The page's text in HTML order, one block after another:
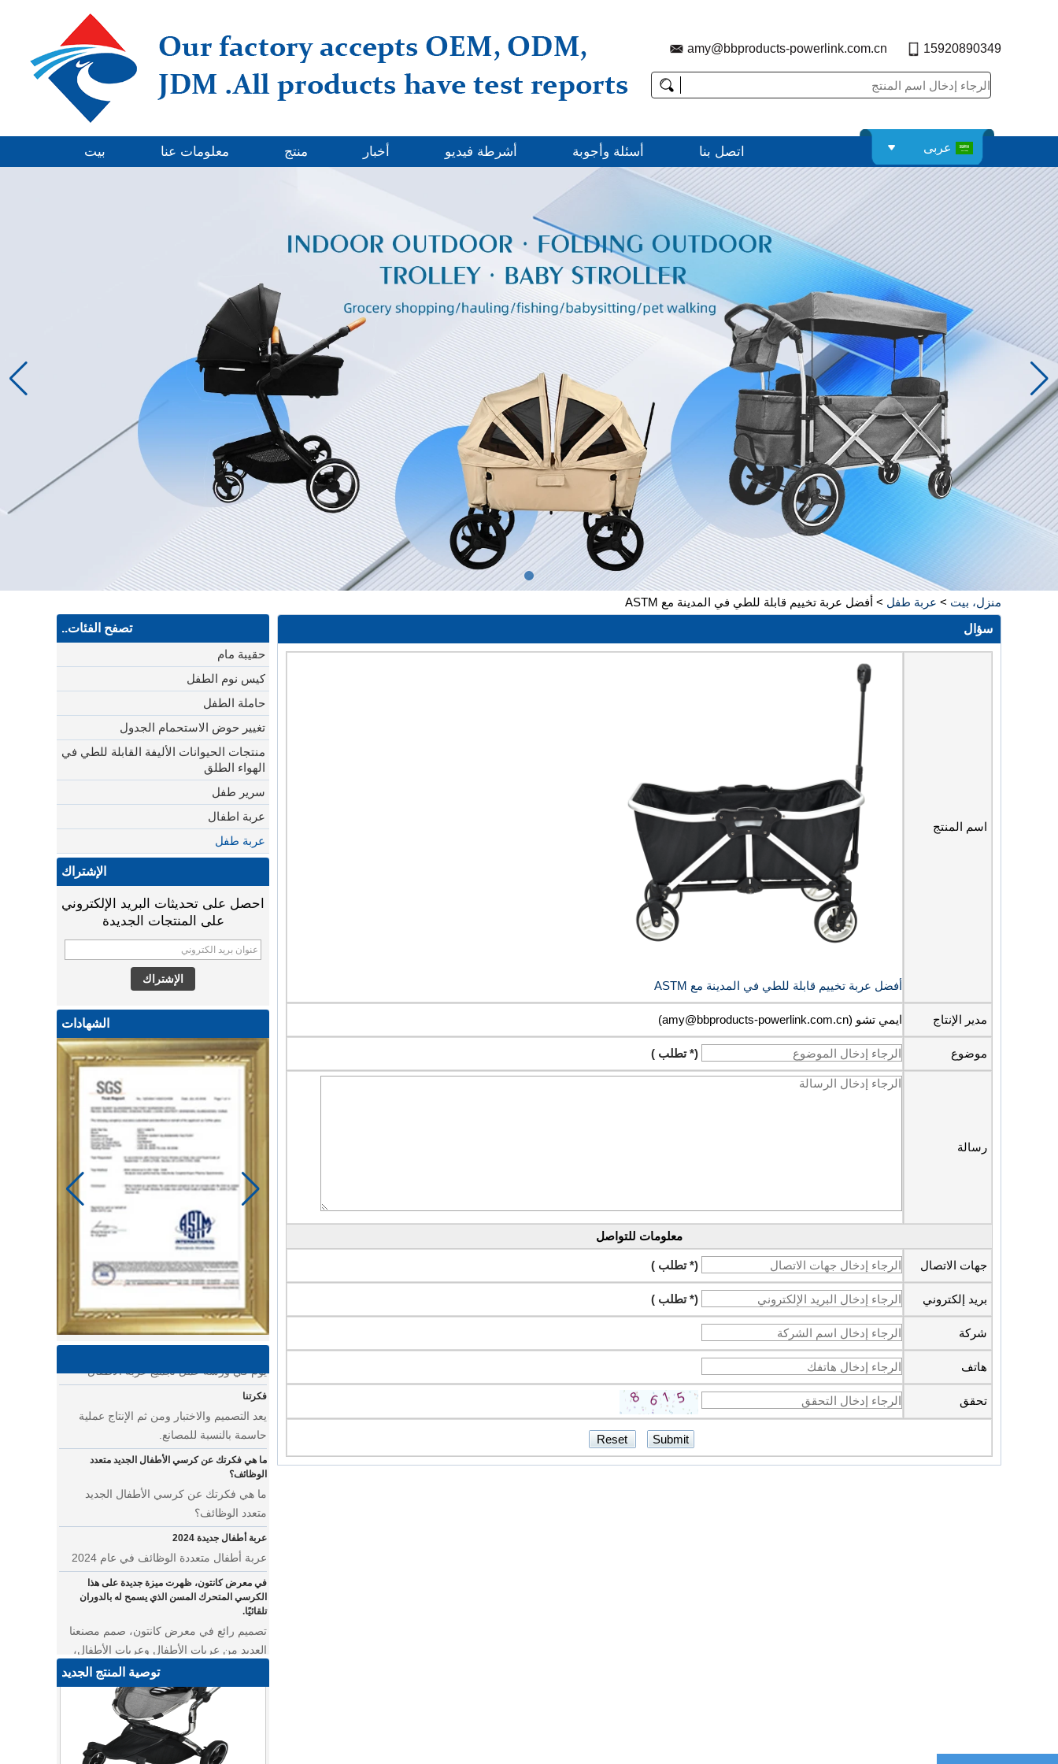
15920890349
amy@bbproducts-powerlink.com.cn
بيت معلومات عنا منتج أخبار أشرطة فيديو أسئلة وأجوبة اتصل بنا عربى
منزل، بيت > عربة طفل > أفضل عربة تخييم قابلة للطي في المدينة مع ASTM
تصفح الفئات..
حقيبة مام
كيس نوم الطفل
حاملة الطفل
تغيير حوض الاستحمام الجدول
منتجات الحيوانات الأليفة القابلة للطي في
الهواء الطلق
سرير طفل
عربة اطفال
عربة طفل
الإشتراك
احصل على تحديثات البريد الإلكتروني
على المنتجات الجديدة
الشهادات
يوم الخياط في مصنع باور لينك لمنتجات الأطفال
استخدام ماكينة الخياطة وغيرها من الأدوات
لصنع سلع رائعة للأطفال.
يوم في ورشة عمل تجميع عربة الأطفال
فكرتنا
يعد التصميم والاختبار ومن ثم الإنتاج عملية
حاسمة بالنسبة للمصانع.
ما هي فكرتك عن كرسي الأطفال الجديد متعدد
الوظائف؟
ما هي فكرتك عن كرسي الأطفال الجديد
متعدد الوظائف؟
عربة أطفال جديدة 2024
عربة أطفال متعددة الوظائف في عام 2024
في معرض كانتون، ظهرت ميزة جديدة على هذا
الكرسي المتحرك المسن الذي يسمح له بالدوران
تلقائيًا.
تصميم رائع في معرض كانتون، صمم مصنعنا
العديد من عربات الأطفال وعربات الأطفال،
من معرض كانتون ليس بعيدًا عن مصنعنا.
أين يمكننا أن نذهب بأوشحة الأطفال على ظهورنا؟
عربة أطفال متعددة الوظائف للتوأم
• نقدم لك أحدث تصميماتنا - عربة أطفال
متعددة الوظائف تتميز بالأناقة والروعة. تتميز
عربة الحيوانات الأليفة هذه بمساحة مدمجة
توصية المنتج الجديد
سؤال
اسم المنتج
أفضل عربة تخييم قابلة للطي في المدينة مع ASTM
مدير الإنتاج ايمي تشو (amy@bbproducts-powerlink.com.cn)
موضوع (* تطلب )
رسالة
معلومات للتواصل
جهات الاتصال (* تطلب )
بريد إلكتروني (* تطلب )
شركة
هاتف
تحقق